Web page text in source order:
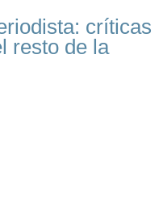
críticas
resto de la